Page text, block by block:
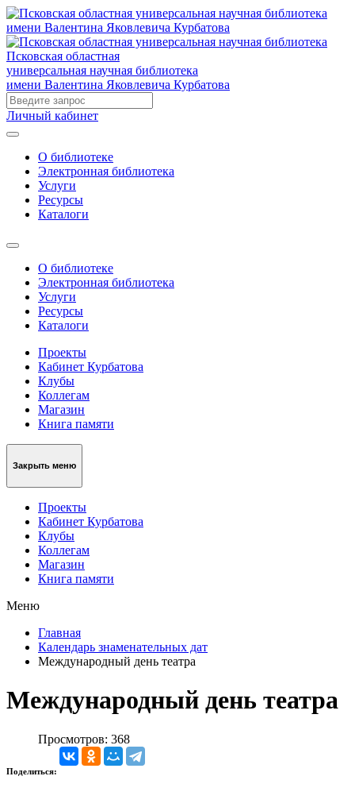
Псковская областная
универсальная научная библиотека
имени Валентина Яковлевича Курбатова
Личный кабинет
О библиотеке
Электронная библиотека
Услуги
Ресурсы
Каталоги
О библиотеке
Электронная библиотека
Услуги
Ресурсы
Каталоги
Проекты
Кабинет Курбатова
Клубы
Коллегам
Магазин
Книга памяти
Закрыть меню
Проекты
Кабинет Курбатова
Клубы
Коллегам
Магазин
Книга памяти
Меню
Главная
Календарь знаменательных дат
Международный день театра
Международный день театра
Просмотров: 368
Поделиться: